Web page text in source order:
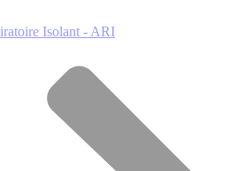
Isolant - ARI